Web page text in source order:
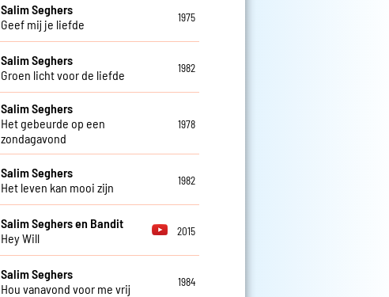
Salim Seghers
Geef mij je liefde
1975
Salim Seghers
Groen licht voor de liefde
1982
Salim Seghers
Het gebeurde op een
zondagavond
1978
Salim Seghers
Het leven kan mooi zijn
1982
Salim Seghers en Bandit
Hey Will
2015
Salim Seghers
Hou vanavond voor me vrij
1984